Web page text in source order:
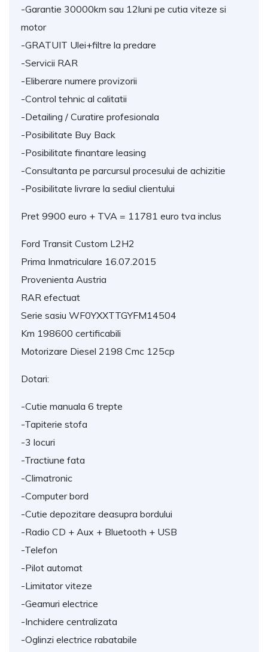
-Garantie 30000km sau 12luni pe cutia viteze si
motor
-GRATUIT Ulei+filtre la predare
-Servicii RAR
-Eliberare numere provizorii
-Control tehnic al calitatii
-Detailing / Curatire profesionala
-Posibilitate Buy Back
-Posibilitate finantare leasing
-Consultanta pe parcursul procesului de achizitie
-Posibilitate livrare la sediul clientului
Pret 9900 euro + TVA = 11781 euro tva inclus
Ford Transit Custom L2H2
Prima Inmatriculare 16.07.2015
Provenienta Austria
RAR efectuat
Serie sasiu WF0YXXTTGYFM14504
Km 198600 certificabili
Motorizare Diesel 2198 Cmc 125cp
Dotari:
-Cutie manuala 6 trepte
-Tapiterie stofa
-3 locuri
-Tractiune fata
-Climatronic
-Computer bord
-Cutie depozitare deasupra bordului
-Radio CD + Aux + Bluetooth + USB
-Telefon
-Pilot automat
-Limitator viteze
-Geamuri electrice
-Inchidere centralizata
-Oglinzi electrice rabatabile